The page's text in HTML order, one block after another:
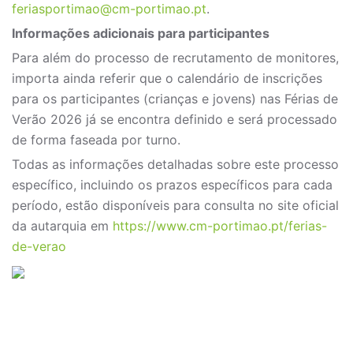
feriasportimao@cm-portimao.pt.
Informações adicionais para participantes
Para além do processo de recrutamento de monitores,
importa ainda referir que o calendário de inscrições
para os participantes (crianças e jovens) nas Férias de
Verão 2026 já se encontra definido e será processado
de forma faseada por turno.
Todas as informações detalhadas sobre este processo
específico, incluindo os prazos específicos para cada
período, estão disponíveis para consulta no site oficial
da autarquia em https://www.cm-portimao.pt/ferias-
de-verao